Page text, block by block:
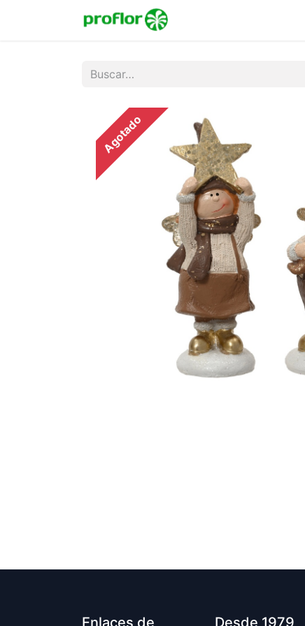
Agotado
Enlaces de Desde 1979